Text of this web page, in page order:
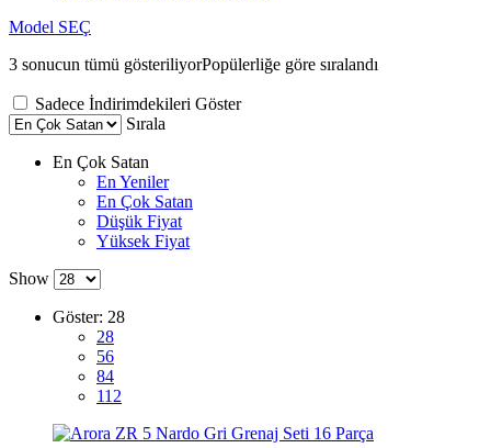
Model SEÇ
3 sonucun tümü gösteriliyorPopülerliğe göre sıralandı
Sadece İndirimdekileri Göster
Sırala
En Çok Satan
En Yeniler
En Çok Satan
Düşük Fiyat
Yüksek Fiyat
Show
Göster: 28
28
56
84
112